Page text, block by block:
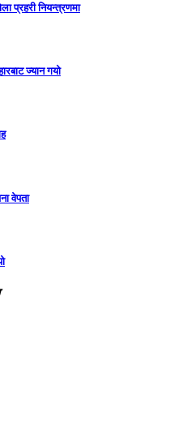
प्रहरी नियन्त्रणमा
ज्यान गयो
वेपता